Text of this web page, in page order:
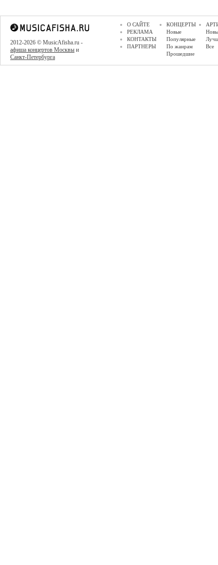
2012-2026 © MusicAfisha.ru -
афиша концертов Москвы и
Санкт-Петербурга
О САЙТЕ
РЕКЛАМА
КОНТАКТЫ
ПАРТНЕРЫ
КОНЦЕРТЫ
Новые
Популярные
По жанрам
Прошедшие
Все